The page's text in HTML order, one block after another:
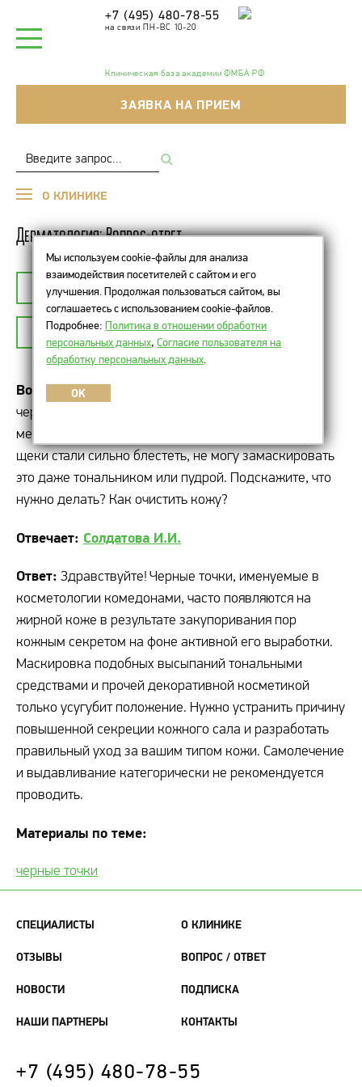
+7 (495) 480-78-55
на связи ПН-ВС 10-20
Клиническая база академии ФМБА РФ
ЗАЯВКА НА ПРИЕМ
О КЛИНИКЕ
Дерматология: Вопрос-ответ
К СПИСКУ ТЕМ ДЕРМАТОЛОГИЯ
ЗАДАТЬ ВОПРОС
Вопрос: Доброе утро! У меня на лице появились
черные точки, особенно их много у крыльев носа,
между бровями и на подбородке. При этом лоб и
щеки стали сильно блестеть, не могу замаскировать
это даже тональником или пудрой. Подскажите, что
нужно делать? Как очистить кожу?
Отвечает: Солдатова И.И.
Ответ: Здравствуйте! Черные точки, именуемые в
косметологии комедонами, часто появляются на
жирной коже в результате закупоривания пор
кожным секретом на фоне активной его выработки.
Маскировка подобных высыпаний тональными
средствами и прочей декоративной косметикой
только усугубит положение. Нужно устранить причину
повышенной секреции кожного сала и разработать
правильный уход за вашим типом кожи. Самолечение
и выдавливание категорически не рекомендуется
проводить.
Материалы по теме:
черные точки
СПЕЦИАЛИСТЫ О КЛИНИКЕ
ОТЗЫВЫ ВОПРОС / ОТВЕТ
НОВОСТИ ПОДПИСКА
НАШИ ПАРТНЕРЫ КОНТАКТЫ
+7 (495) 480-78-55
Мы используем cookie-файлы для анализа
взаимодействия посетителей с сайтом и его
улучшения. Продолжая пользоваться сайтом, вы
соглашаетесь с использованием cookie-файлов.
Подробнее:Политика в отношении обработки
персональных данных,Согласие пользователя на
обработку персональных данных
OK